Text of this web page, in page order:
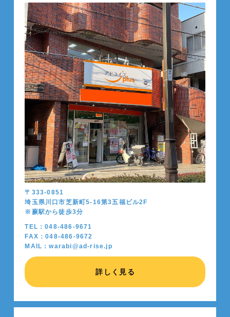
〒333-0851
埼玉県川口市芝新町5-16第3五福ビル2F
※蕨駅から徒歩3分
TEL：048-486-9671
FAX：048-486-9672
MAIL：warabi@ad-rise.jp
詳しく見る